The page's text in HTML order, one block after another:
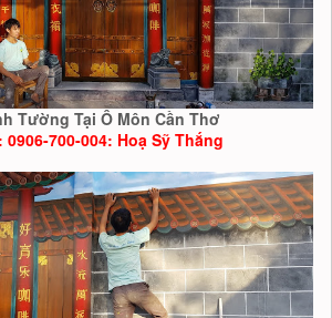
Tường Tại Ô Môn Cần Thơ
0906-700-004: Hoạ Sỹ Thắng